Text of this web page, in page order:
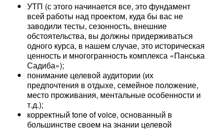
УТП (с этого начинается все, это фундамент
всей работы над проектом, куда бы вас не
заводили тесты, сезонность, внешние
обстоятельства, вы должны придерживаться
одного курса, в нашем случае, это историческая
ценность и многогранность комплекса «Панська
Садиба»);
понимание целевой аудитории (их
предпочтения в отдыхе, семейное положение,
место проживания, ментальные особенности и
т.д.);
корректный tone of voice, основанный в
большинстве своем на знании целевой